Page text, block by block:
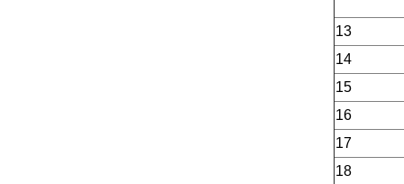
13
14
15
16
17
18